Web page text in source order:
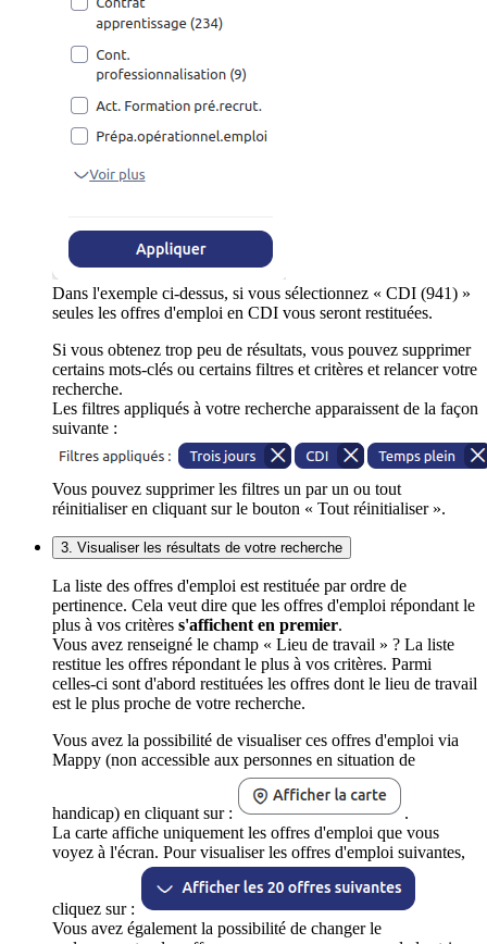
Dans l'exemple ci-dessus, si vous sélectionnez « CDI (941) »
seules les offres d'emploi en CDI vous seront restituées.
Si vous obtenez trop peu de résultats, vous pouvez supprimer
certains mots-clés ou certains filtres et critères et relancer votre
recherche.
Les filtres appliqués à votre recherche apparaissent de la façon
suivante :
Vous pouvez supprimer les filtres un par un ou tout
réinitialiser en cliquant sur le bouton « Tout réinitialiser ».
3. Visualiser les résultats de votre recherche
La liste des offres d'emploi est restituée par ordre de
pertinence. Cela veut dire que les offres d'emploi répondant le
plus à vos critères s'affichent en premier.
Vous avez renseigné le champ « Lieu de travail » ? La liste
restitue les offres répondant le plus à vos critères. Parmi
celles-ci sont d'abord restituées les offres dont le lieu de travail
est le plus proche de votre recherche.
Vous avez la possibilité de visualiser ces offres d'emploi via
Mappy (non accessible aux personnes en situation de
handicap) en cliquant sur :
.
La carte affiche uniquement les offres d'emploi que vous
voyez à l'écran. Pour visualiser les offres d'emploi suivantes,
cliquez sur :
Vous avez également la possibilité de changer le